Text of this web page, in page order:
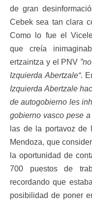
de gran
Cebek sea tan clara
Como lo fue el
que creía
ertzaintza y el PNV
Izquierda Abertzale“.
Izquierda Abertzale
de autogobierno les
gobierno vasco pese
las de la portavoz de
Mendoza, que
la oportunidad de
700 puestos de
recordando que
posibilidad de poner